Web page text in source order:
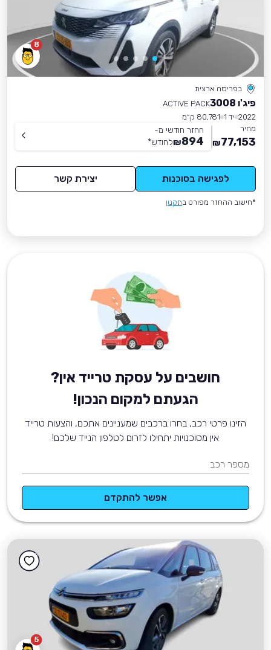
8
בפריסה ארצית
פיג'ו 3008
ACTIVE PACK
2022 יד 1
80,781 ק״מ
מחיר
77,153
₪
החזר חודשי מ-
894
₪לחודש*
לפגישה בסוכנות יצירת קשר
*חישוב ההחזר מפורט בתקנון
חושבים על עסקת טרייד אין?
הגעתם למקום הנכון!
הזינו פרטי רכב, בחרו ברכבים שמעניינים אתכם, והצעות טרייד
אין מסוכנויות יתחילו לזרום לטלפון הנייד שלכם!
מספר רכב
אפשר להתקדם
5